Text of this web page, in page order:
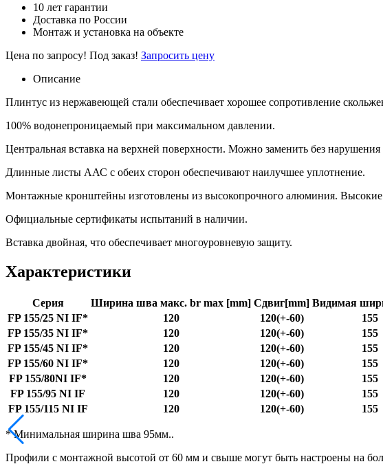
10 лет гарантии
Доставка по России
Монтаж и установка на объекте
Цена по запросу! Под заказ! Запросить цену
Описание
Плинтус из нержавеющей стали обеспечивает хорошее сопротивление
100% водонепроницаемый при максимальном давлении.
Центральная вставка на верхней поверхности. Можно заменить без нарушения
Длинные листы ААС с обеих сторон обеспечивают наилучшее уплотнение.
Монтажные кронштейны изготовлены из высокопрочного алюминия. Высокие
Официальные сертификаты испытаний в наличии.
Вставка двойная, что обеспечивает многоуровневую защиту.
Характеристики
Серия Ширина шва макс. br max [mm] Сдвиг[mm] Видимая
FP 155/25 NI IF*
120 120(+-60) 155
FP 155/35 NI IF*
120 120(+-60) 155
FP 155/45 NI IF*
120 120(+-60) 155
FP 155/60 NI IF*
120 120(+-60) 155
FP 155/80NI IF*
120 120(+-60) 155
FP 155/95 NI IF
120 120(+-60) 155
FP 155/115 NI IF
120 120(+-60) 155
* Минимальная ширина шва 95мм..
Профили с монтажной высотой от 60 мм и свыше могут быть настроены на